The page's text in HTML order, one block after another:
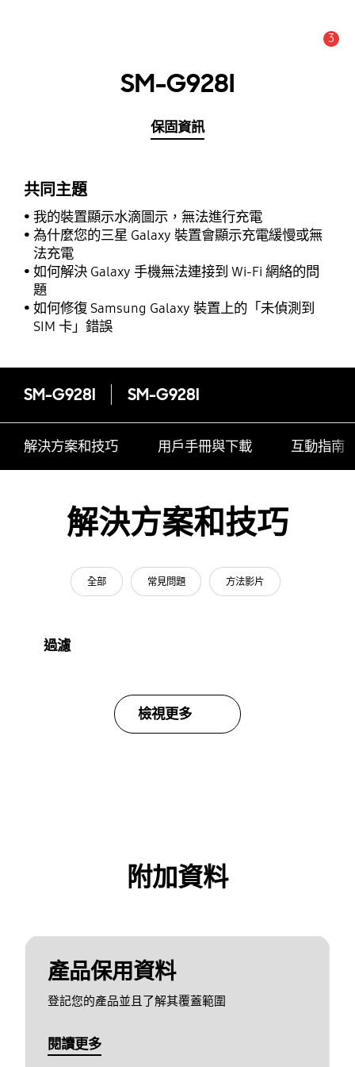
3
SM-G928I
保固資訊
共同主題
我的裝置顯示水滴圖示，無法進行充電
為什麼您的三星 Galaxy 裝置會顯示充電緩慢或無
法充電
如何解決 Galaxy 手機無法連接到 Wi-Fi 網絡的問
題
如何修復 Samsung Galaxy 裝置上的「未偵測到
SIM 卡」錯誤
SM-G928I SM-G928I
解決方案和技巧 用戶手冊與下載 互動指南
解決方案和技巧
全部 常見問題 方法影片
過濾
檢視更多
附加資料
產品保用資料
登記您的產品並且了解其覆蓋範圍
閱讀更多